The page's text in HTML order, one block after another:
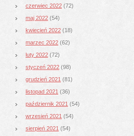
czerwiec 2022 (72)
maj 2022 (54)
kwiecień 2022 (18)
marzec 2022 (62)
luty 2022 (72)
styczeń 2022 (98)
grudzień 2021 (81)
listopad 2021 (36)
październik 2021 (54)
wrzesień 2021 (54)
sierpień 2021 (54)